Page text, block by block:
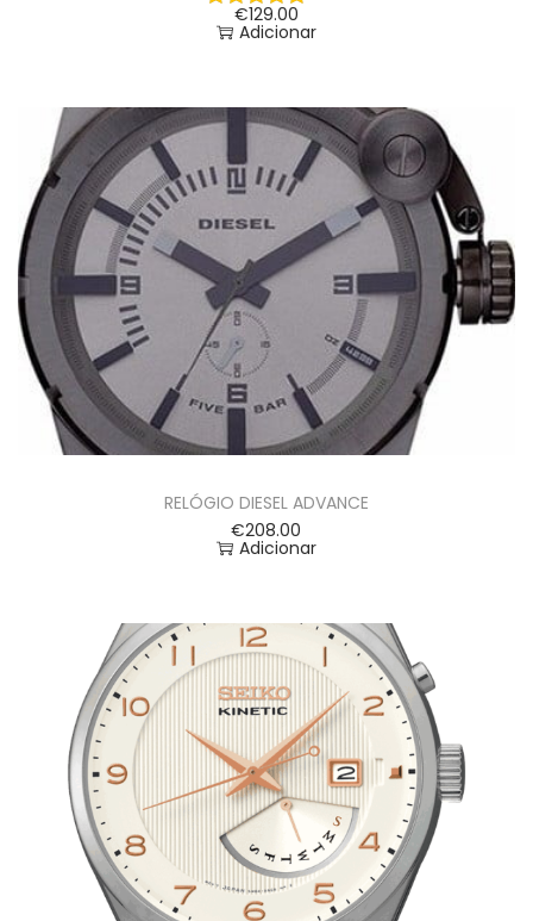
€129.00
Adicionar
RELÓGIO DIESEL ADVANCE
€208.00
Adicionar